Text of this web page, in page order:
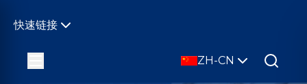
快速链接
ZH-CN